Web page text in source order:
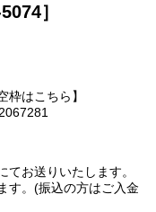
］
枠はこちら】
お送りいたします。
す。(振込の方はご入金